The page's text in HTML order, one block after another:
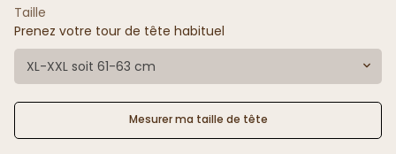
Taille
Prenez votre tour de tête habituel
XL-XXL soit 61-63 cm
Mesurer ma taille de tête